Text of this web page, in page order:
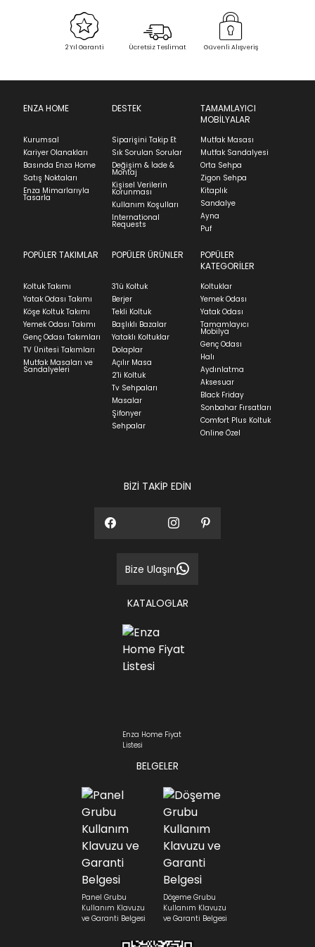
Essentials - Bej
Select an option.
SUBMIT
Stock moves super-fast. This look-up is an
indication of where stock might be available but
we can't guarantee it'll be there for long.
Kampanya Detayları
Sipariş Alındı Sevkiyat Aşamasında Teslim Edildi
içinde iade başvurusunda bulunarak sürecinizi
Ürünü iade etmek için, orijinal kutusuyla ve
faturasıyla birlikte göndermelisiniz.
İadenizin kabul edilmesi için, ürünün hasar
görmemiş, kurulumunun yapılmamış ve
kullanılmamış olması gerekmektedir.
İade ve Değişim bölümünü ziyaret ediniz.
Teslimat
Ev tekstili siparişlerinizin kargoya verilme süresi
ortalama 5-24 iş günüdür.
Yatak siparişlerinizin teslim süresi yaşadığınız şehre
ve ürünün stok durumuna göre ortalama 5-24 iş
günüdür.
Panel ve Döşeme grubu ürün siparişlerinizin teslim
süresi yaşadığınız şehre ve ürünün stok durumuna
göre ortalama 30-45 iş günüdür.
Siparişlerim bölümünden sürecinizi takip edebilirsiniz.
Sıkça Sorulan Sorularbölümünü ziyaret
2 Yıl Garanti Ücretsiz Teslimat Güvenli Alışveriş
Stok Uyarı
Bu ürün stoklarımıza geldiğindeposta
adresinizden sizleri bilgilendireceğiz.
ENZA HOME
Kurumsal
Kariyer Olanakları
Basında Enza Home
Satış Noktaları
Enza Mimarlarıyla
Tasarla
DESTEK
Siparişini Takip Et
Sık Sorulan Sorular
Değişim & İade &
Montaj
Kişisel Verilerin
Korunması
Kullanım Koşulları
International
Requests
TAMAMLAYICI
MOBİLYALAR
Mutfak Masası
Mutfak Sandalyesi
Orta Sehpa
Zigon Sehpa
Kitaplık
Sandalye
Ayna
Puf
POPÜLER TAKIMLAR
Koltuk Takımı
Yatak Odası Takımı
Köşe Koltuk Takımı
Yemek Odası Takımı
Genç Odası Takımları
TV Ünitesi Takımları
Mutfak Masaları ve
Sandalyeleri
POPÜLER ÜRÜNLER
3'lü Koltuk
Berjer
Tekli Koltuk
Başlıklı Bazalar
Yataklı Koltuklar
Dolaplar
Açılır Masa
2'li Koltuk
Tv Sehpaları
Masalar
Şifonyer
Sehpalar
POPÜLER
KATEGORİLER
Koltuklar
Yemek Odası
Yatak Odası
Tamamlayıcı
Mobilya
Genç Odası
Halı
Aydınlatma
Aksesuar
Black Friday
Sonbahar Fırsatları
Comfort Plus Koltuk
Online Özel
BİZİ TAKİP EDİN
Bize Ulaşın
KATALOGLAR
Enza Home Fiyat
Listesi
BELGELER
Panel Grubu
Kullanım Klavuzu
ve Garanti Belgesi
Döşeme Grubu
Kullanım Klavuzu
ve Garanti Belgesi